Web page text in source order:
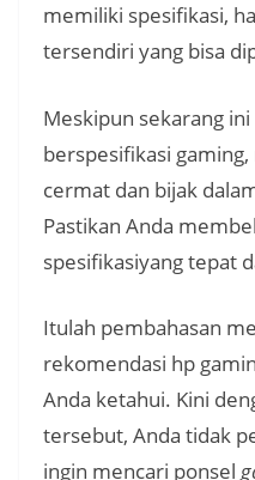
memiliki spesifikasi,
tersendiri yang bisa
Meskipun sekarang
berspesifikasi
cermat dan bijak
Pastikan Anda
spesifikasiyang tepat
Itulah pembahasan
rekomendasi hp
Anda ketahui. Kini
tersebut, Anda tidak
ingin mencari ponsel